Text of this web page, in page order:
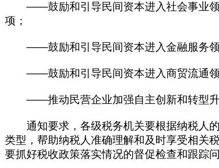
——鼓励和引导民间资本进入社会事业领
项；
——鼓励和引导民间资本进入金融服务领
——鼓励和引导民间资本进入商贸流通领
——推动民营企业加强自主创新和转型升
通知要求，各级税务机关要根据纳税人
类型，帮助纳税人准确理解和及时享受相关
要抓好税收政策落实情况的督促检查和跟踪